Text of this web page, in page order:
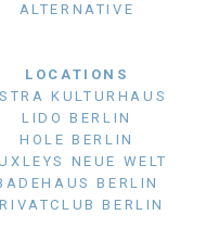
ALTERNATIVE
LOCATIONS
KULTURHAUS
LIDO BERLIN
HOLE BERLIN
NEUE WELT
BERLIN
BERLIN